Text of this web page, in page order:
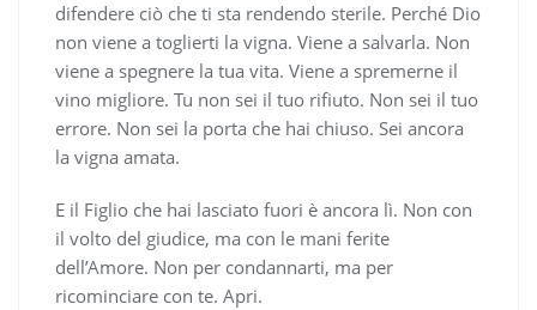
difendere ciò che ti sta rendendo sterile. Perché Dio
non viene a toglierti la vigna. Viene a salvarla. Non
viene a spegnere la tua vita. Viene a spremerne il
vino migliore. Tu non sei il tuo rifiuto. Non sei il tuo
errore. Non sei la porta che hai chiuso. Sei ancora
la vigna amata.
E il Figlio che hai lasciato fuori è ancora lì. Non con
il volto del giudice, ma con le mani ferite
dell’Amore. Non per condannarti, ma per
ricominciare con te. Apri.